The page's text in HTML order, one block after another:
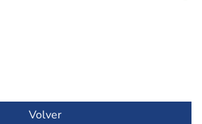
Volver